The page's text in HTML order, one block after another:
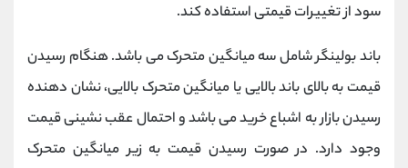
سود از تغییرات قیمتی استفاده کند.
باند بولینگر شامل سه میانگین متحرک می باشد. هنگام رسیدن
قیمت به بالای باند بالایی یا میانگین متحرک بالایی، نشان دهنده
رسیدن بازار به اشباع خرید می باشد و احتمال عقب نشینی قیمت
وجود دارد. در صورت رسیدن قیمت به زیر میانگین متحرک